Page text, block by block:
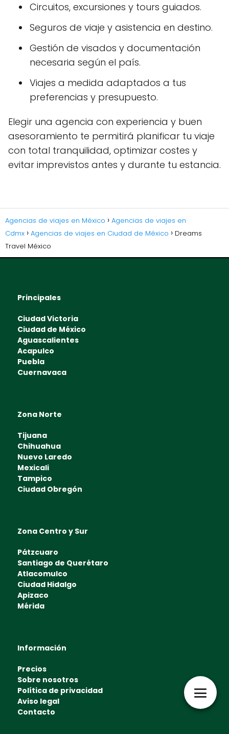
Circuitos, excursiones y tours guiados.
Seguros de viaje y asistencia en destino.
Gestión de visados y documentación
necesaria según el país.
Viajes a medida adaptados a tus
preferencias y presupuesto.
Elegir una agencia con experiencia y buen
asesoramiento te permitirá planificar tu viaje
con total tranquilidad, optimizar costes y
evitar imprevistos antes y durante tu estancia.
Agencias de viajes en México
Agencias de viajes en
Cdmx
Agencias de viajes en Ciudad de México
Dreams
Travel México
Principales
Ciudad Victoria
Ciudad de México
Aguascalientes
Acapulco
Puebla
Cuernavaca
Zona Norte
Tijuana
Chihuahua
Nuevo Laredo
Mexicali
Tampico
Ciudad Obregón
Zona Centro y Sur
Pátzcuaro
Santiago de Querétaro
Atlacomulco
Ciudad Hidalgo
Apizaco
Mérida
Información
Precios
Sobre nosotros
Política de privacidad
Aviso legal
Contacto